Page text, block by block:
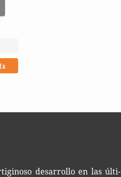
desa­rro­llo en las últi­